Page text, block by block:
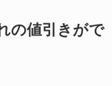
の値引きがで